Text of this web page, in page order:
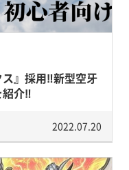
ス』採用‼新型空牙
介‼
2022.07.20